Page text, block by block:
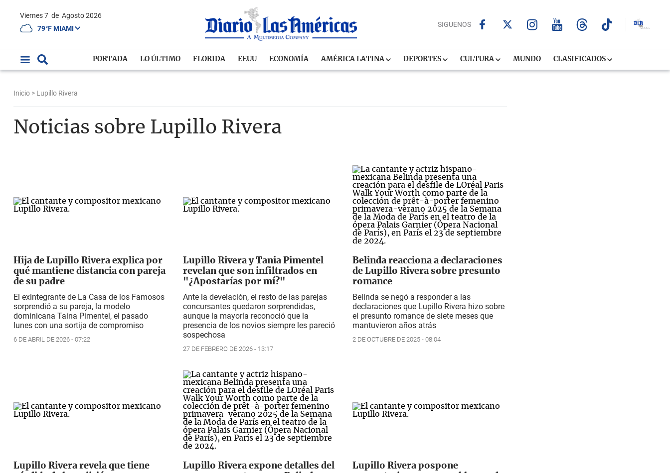
Viernes 7 de Agosto 2026
79°F MIAMI
SIGUENOS
PORTADA LO ÚLTIMO FLORIDA EEUU ECONOMÍA AMÉRICA LATINA DEPORTES CULTURA MUNDO CLASIFICADOS
Inicio > Lupillo Rivera
Noticias sobre Lupillo Rivera
Hija de Lupillo Rivera explica por
qué mantiene distancia con pareja
de su padre
El exintegrante de La Casa de los Famosos
sorprendió a su pareja, la modelo
dominicana Taina Pimentel, el pasado
lunes con una sortija de compromiso
6 DE ABRIL DE 2026 - 07:22
Lupillo Rivera y Tania Pimentel
revelan que son infiltrados en
"¿Apostarías por mí?"
Ante la develación, el resto de las parejas
concursantes quedaron sorprendidas,
aunque la mayoría reconoció que la
presencia de los novios siempre les pareció
sospechosa
27 DE FEBRERO DE 2026 - 13:17
Belinda reacciona a declaraciones
de Lupillo Rivera sobre presunto
romance
Belinda se negó a responder a las
declaraciones que Lupillo Rivera hizo sobre
el presunto romance de siete meses que
mantuvieron años atrás
2 DE OCTUBRE DE 2025 - 08:04
Lupillo Rivera revela que tiene
Lupillo Rivera expone detalles del
Lupillo Rivera pospone